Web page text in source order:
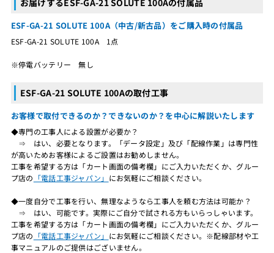
ESF-GA-21 SOLUTE 100A（中古/新古品）をご購入時の付属品
ESF-GA-21 SOLUTE 100A 1点
※停電バッテリー 無し
ESF-GA-21 SOLUTE 100Aの取付工事
お客様で取付できるのか？できないのか？を中心に解説いたします
◆専門の工事人による設置が必要か？
⇒ はい、必要となります。「データ設定」及び「配線作業」は専門性
が高いためお客様によるご設置はお勧めしません。
工事を希望する方は「カート画面の備考欄」にご入力いただくか、グルー
プ店の 「電話工事ジャパン」 にお気軽にご相談ください。
◆一度自分で工事を行い、無理なようなら工事人を頼む方法は可能か？
⇒ はい、可能です。実際にご自分で試される方もいらっしゃいます。
工事を希望する方は「カート画面の備考欄」にご入力いただくか、グルー
プ店の 「電話工事ジャパン」 にお気軽にご相談ください。※配線部材や工
事マニュアルのご提供はございません。